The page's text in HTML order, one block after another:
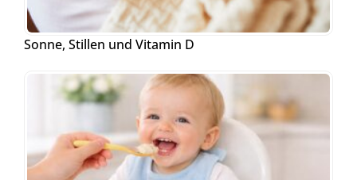
Sonne, Stillen und Vitamin D